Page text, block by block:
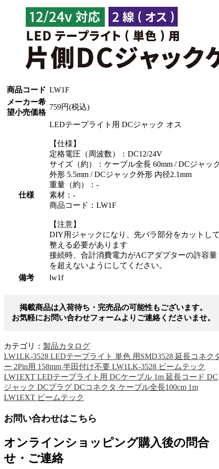
商品コード LW1F
メーカー希
望小売価格
759円(税込)
仕様
LEDテープライト用 DCジャック オス
【仕様】
定格電圧（周波数）：DC12/24V
サイズ（約）：ケーブル全長 60mm / DCジャッ
外形 5.5mm / DCジャック外形 内径2.1mm
重量（約）：-
素材：-
商品コード：LW1F
【注意】
DIY用ジャックになり、先バラ部分をカットし
整える必要があります
接続時、合計消費電力がACアダプターの許容量
を超えないようにしてください。
備考
lw1f
掲載商品は入荷待ち・完売品の可能性もございます。
お気軽にお問い合わせフォームよりご連絡くださいませ。
カテゴリ： 製品カタログ
LW1LK-3528 LEDテープライト 単色 用SMD3528 延長コネク
ー 2Pin用 158mm 半田付け不要 LW1LK-3528 ビームテック
LW1EXT LEDテープライト用 DCケーブル 1m 延長コード DC
ジャック DCプラグ DCコネクタ ケーブル全長100cm 1m
LW1EXT ビームテック
お問い合わせはこちら
オンラインショッピング購入後の問合
せ・ご連絡